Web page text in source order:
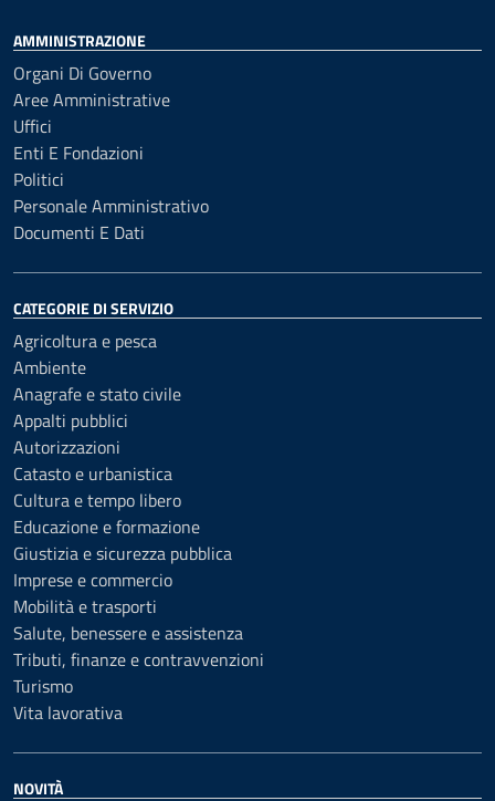
AMMINISTRAZIONE
Organi Di Governo
Aree Amministrative
Uffici
Enti E Fondazioni
Politici
Personale Amministrativo
Documenti E Dati
CATEGORIE DI SERVIZIO
Agricoltura e pesca
Ambiente
Anagrafe e stato civile
Appalti pubblici
Autorizzazioni
Catasto e urbanistica
Cultura e tempo libero
Educazione e formazione
Giustizia e sicurezza pubblica
Imprese e commercio
Mobilità e trasporti
Salute, benessere e assistenza
Tributi, finanze e contravvenzioni
Turismo
Vita lavorativa
NOVITÀ